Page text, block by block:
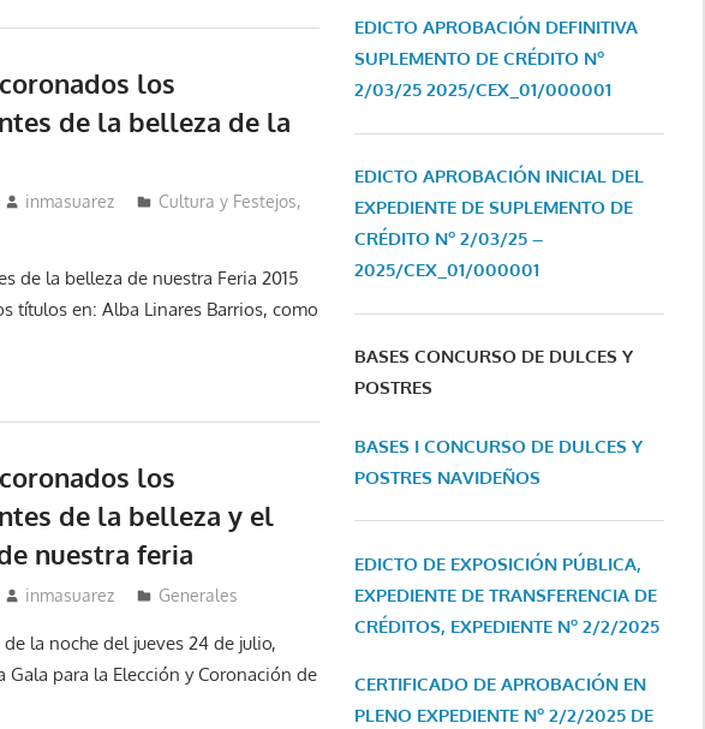
los
de la belleza de la
inmasuarez Cultura y Festejos,
de la belleza de nuestra Feria 2015
títulos en: Alba Linares Barrios, como
los
de la belleza y el
nuestra feria
inmasuarez Generales
de la noche del jueves 24 de julio,
Gala para la Elección y Coronación de
EDICTO APROBACIÓN DEFINITIVA
SUPLEMENTO DE CRÉDITO Nº
2/03/25 2025/CEX_01/000001
EDICTO APROBACIÓN INICIAL DEL
EXPEDIENTE DE SUPLEMENTO DE
CRÉDITO Nº 2/03/25 –
2025/CEX_01/000001
BASES CONCURSO DE DULCES Y
POSTRES
BASES I CONCURSO DE DULCES Y
POSTRES NAVIDEÑOS
EDICTO DE EXPOSICIÓN PÚBLICA,
EXPEDIENTE DE TRANSFERENCIA DE
CRÉDITOS, EXPEDIENTE Nº 2/2/2025
CERTIFICADO DE APROBACIÓN EN
PLENO EXPEDIENTE Nº 2/2/2025 DE